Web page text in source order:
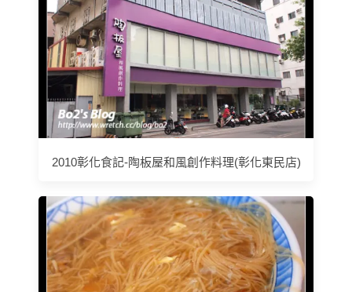
2010彰化食記-陶板屋和風創作料理(彰化東民店)